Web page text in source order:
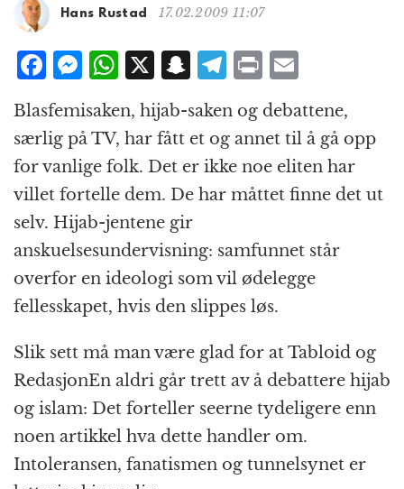
g
t
n
Hans Rustad 17.02.2009 11:07
F
a
c
e
b
o
o
k
M
e
ss
e
n
g
e
r
W
at
s
A
p
p
X S
n
a
p
c
h
at
T
e
g
r
a
m
P
ri
n
t
ai
l
Blasfemisaken, hijab-saken og debattene,
særlig på TV, har fått et og annet til å gå opp
for vanlige folk. Det er ikke noe eliten har
villet fortelle dem. De har måttet finne det ut
selv. Hijab-jentene gir
anskuelsesundervisning: samfunnet står
overfor en ideologi som vil ødelegge
fellesskapet, hvis den slippes løs.
Slik sett må man være glad for at Tabloid og
RedasjonEn aldri går trett av å debattere hijab
og islam: Det forteller seerne tydeligere enn
noen artikkel hva dette handler om.
Intoleransen, fanatismen og tunnelsynet er